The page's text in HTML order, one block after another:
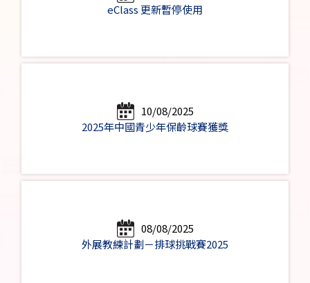
eClass 更新暫停使用
10/08/2025
2025年中國青少年保齡球賽獲獎
08/08/2025
外展教練計劃－排球挑戰賽2025